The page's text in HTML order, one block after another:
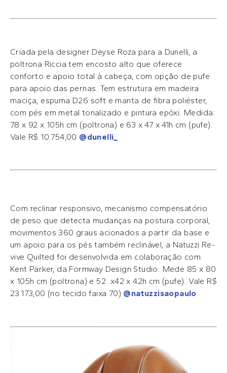
Criada pela designer Deyse Roza para a Dunelli, a
poltrona Riccia tem encosto alto que oferece
conforto e apoio total à cabeça, com opção de pufe
para apoio das pernas. Tem estrutura em madeira
maciça, espuma D26 soft e manta de fibra poliéster,
com pés em metal tonalizado e pintura epóxi. Medida:
78 x 92 x 105h cm (poltrona) e 63 x 47 x 41h cm (pufe).
Vale R$ 10.754,00 @dunelli_
Com reclinar responsivo, mecanismo compensatório
de peso que detecta mudanças na postura corporal,
movimentos 360 graus acionados a partir da base e
um apoio para os pés também reclinável, a Natuzzi Re-
vive Quilted foi desenvolvida em colaboração com
Kent Parker, da Formway Design Studio. Mede 85 x 80
x 105h cm (poltrona) e 52 x42 x 42h cm (pufe). Vale R$
23.173,00 (no tecido faixa 70) @natuzzisaopaulo